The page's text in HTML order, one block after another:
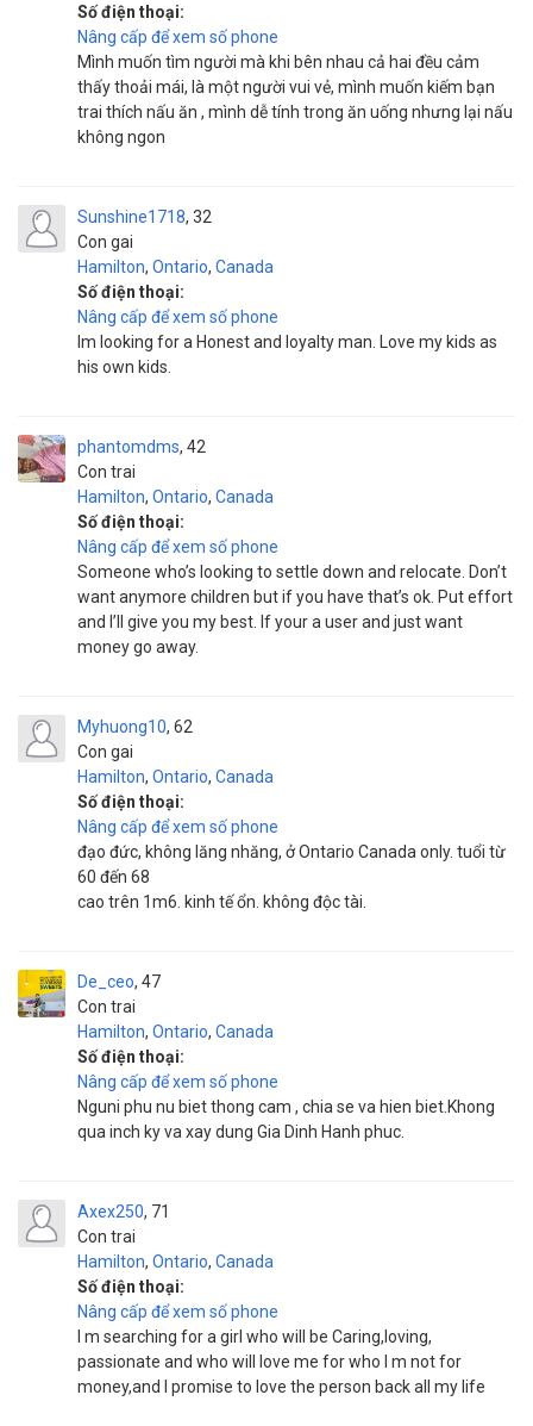
Số điện thoại:
Nâng cấp để xem số phone
Mình muốn tìm người mà khi bên nhau cả hai đều cảm
thấy thoải mái, là một người vui vẻ, mình muốn kiếm bạn
trai thích nấu ăn ‍, mình dễ tính trong ăn uống nhưng lại nấu
không ngon
Sunshine1718
Con gai
32
Hamilton, Ontario, Canada
Số điện thoại:
Nâng cấp để xem số phone
Im looking for a Honest and loyalty man. Love my kids as
his own kids.
phantomdms
Con trai
42
Hamilton, Ontario, Canada
Số điện thoại:
Nâng cấp để xem số phone
Someone who’s looking to settle down and relocate. Don’t
want anymore children but if you have that’s ok. Put effort
and I’ll give you my best. If your a user and just want
money go away.
Myhuong10
Con gai
62
Hamilton, Ontario, Canada
Số điện thoại:
Nâng cấp để xem số phone
đạo đức, không lăng nhăng, ở Ontario Canada only. tuổi từ
60 đến 68
cao trên 1m6. kinh tế ổn. không độc tài.
De_ceo
Con trai
47
Hamilton, Ontario, Canada
Số điện thoại:
Nâng cấp để xem số phone
Nguni phu nu biet thong cam , chia se va hien biet.Khong
qua inch ky va xay dung Gia Dinh Hanh phuc.
Axex250
Con trai
71
Hamilton, Ontario, Canada
Số điện thoại:
Nâng cấp để xem số phone
I m searching for a girl who will be Caring,loving,
passionate and who will love me for who I m not for
money,and I promise to love the person back all my life